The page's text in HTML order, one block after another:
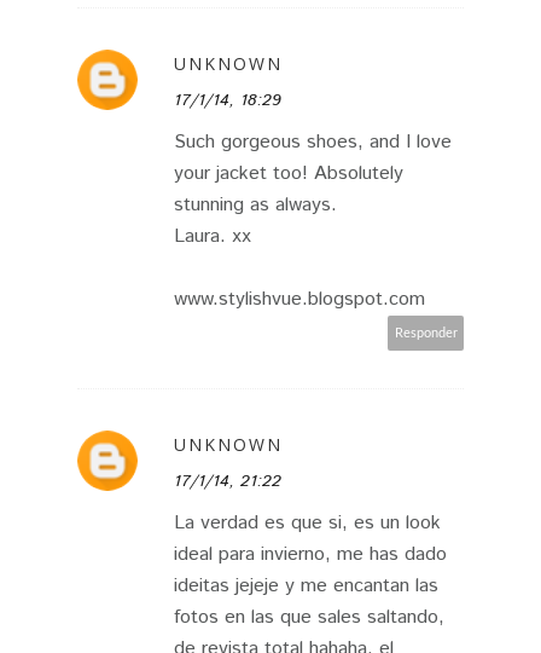
UNKNOWN
17/1/14, 18:29
Such gorgeous shoes, and I love
your jacket too! Absolutely
stunning as always.
Laura. xx
www.stylishvue.blogspot.com
Responder
UNKNOWN
17/1/14, 21:22
La verdad es que si, es un look
ideal para invierno, me has dado
ideitas jejeje y me encantan las
fotos en las que sales saltando,